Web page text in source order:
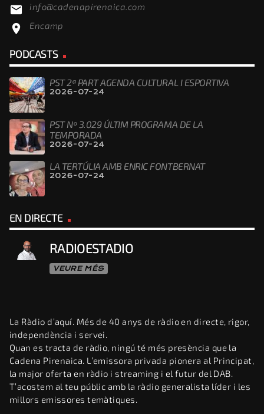
email info@cadenapirenaica.com
location_on Encamp
PODCASTS
PST 2ª PART AGENDA CULTURAL I ESPORTIVA
2026-07-24
PST Nº 3.029 ÚLTIM PROGRAMA DE LA
TEMPORADA
2026-07-24
LA TERTÚLIA AMB ENRIC FONTBERNAT
2026-07-24
EN DIRECTE
RADIOESTADIO
VEURE MÉS
La Ràdio d’aquí. Més de 40 anys de ràdio en directe, rigor,
independència i servei.
Quan es tracta de ràdio, ningú té més presència que la
Cadena Pirenaica. L’emissora privada pionera al Principat,
la major oferta en ràdio i streaming i el futur del DAB.
T’acostem al teu públic amb la ràdio generalista líder i les
millors emissores temàtiques.